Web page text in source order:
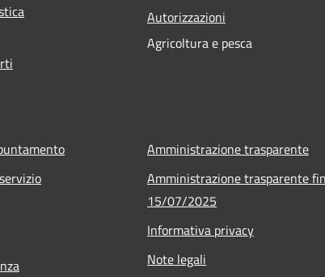
Autorizzazioni
Agricoltura e pesca
Amministrazione trasparente
Amministrazione trasparente
15/07/2025
Informativa privacy
Note legali